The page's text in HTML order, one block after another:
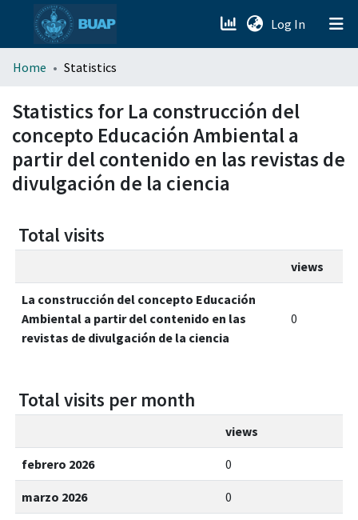
Log In (current)
menu.section.about_menu
All of DSpace
Home Statistics
Statistics for La construcción del
concepto Educación Ambiental a
partir del contenido en las revistas de
divulgación de la ciencia
Total visits
views
La construcción del concepto Educación
Ambiental a partir del contenido en las
revistas de divulgación de la ciencia
0
Total visits per month
views
febrero 2026 0
marzo 2026 0